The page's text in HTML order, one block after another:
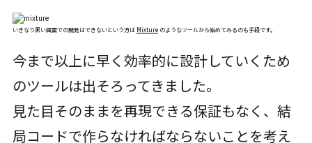
いきなり黒い画面での開発はできないという方は Mixtureのようなツールから始めてみるのも手段です。
今まで以上に早く効率的に設計していくため
のツールは出そろってきました。
見た目そのままを再現できる保証もなく、結
局コードで作らなければならないことを考え